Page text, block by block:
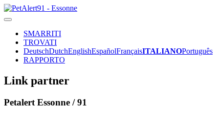
SMARRITI
TROVATI
DeutschDutchEnglishEspañolFrançaisITALIANOPortuguês
RAPPORTO
Link partner
Petalert Essonne / 91